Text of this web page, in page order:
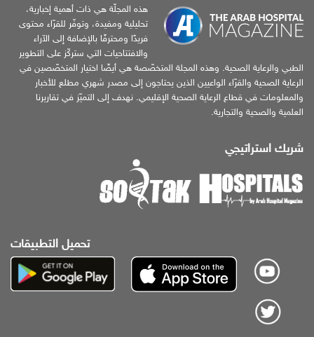
هذه المجلّة هي ذات أهمية إخبارية،
تحليلية ومفيدة، وتوفّر للقرّاء محتوى
فريدًا ومحترفًا بالإضافة إلى الآراء
والافتتاحيات التي ستركّز على التطوير
الطبي والرعاية الصحية. وهذه المجلة المتخصّصة هي أيضًا اختيار المتخصّصين في
الرعاية الصحية والقرّاء الواعيين الذين يحتاجون إلى مصدر شهري مطلع للأخبار
والمعلومات في قطاع الرعاية الصحية الإقليمي. نهدف إلى التميّز في تقاريرنا
العلمية والصحية والتجارية.
شريك استراتيجي
تحميل التطبيقات